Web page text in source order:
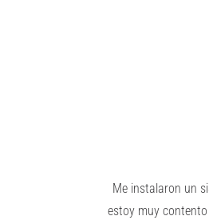
Me instalaron un
estoy muy